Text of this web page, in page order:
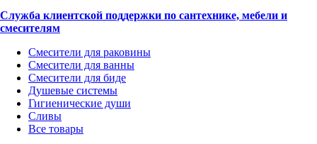
Служба клиентской поддержки по сантехнике, мебели и
смесителям
Смесители для раковины
Смесители для ванны
Смесители для биде
Душевые системы
Гигиенические души
Сливы
Все товары